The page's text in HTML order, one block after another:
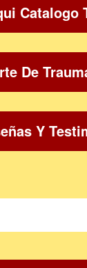
Catalogo
De
Y